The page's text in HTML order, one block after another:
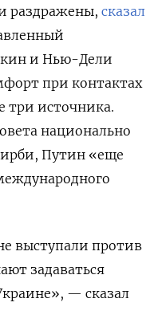
раздражены, сказал
и Нью-Дели
при контактах
три источника.
национально
Путин «еще
выступали против
задаваться
— сказал